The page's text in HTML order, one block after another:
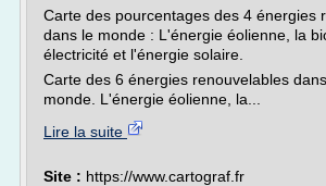
Carte des pourcentages des 4 énergies
dans le monde : L'énergie éolienne, la
électricité et l'énergie solaire.
Carte des 6 énergies renouvelables
monde. L'énergie éolienne, la...
Lire la suite
Site : https://www.cartograf.fr